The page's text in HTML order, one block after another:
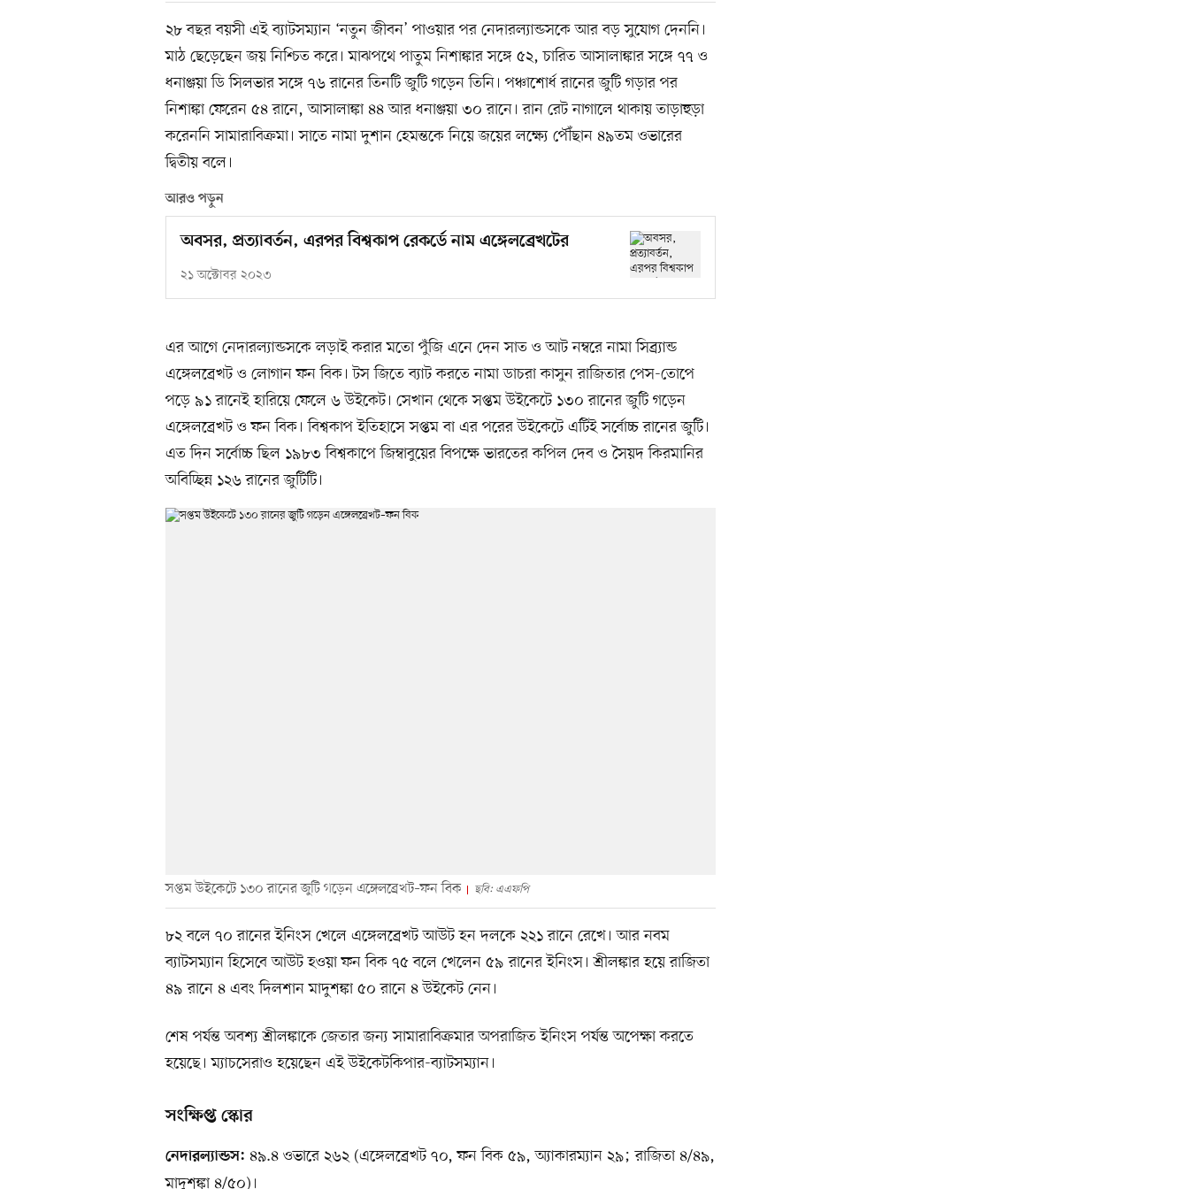
২৮ বছর বয়সী এই ব্যাটসম্যান ‘নতুন জীবন’ পাওয়ার পর নেদারল্যান্ডসকে আর বড় সুযোগ দেননি।
মাঠ ছেড়েছেন জয় নিশ্চিত করে। মাঝপথে পাতুম নিশাঙ্কার সঙ্গে ৫২, চারিত আসালাঙ্কার সঙ্গে ৭৭ ও
ধনাঞ্জয়া ডি সিলভার সঙ্গে ৭৬ রানের তিনটি জুটি গড়েন তিনি। পঞ্চাশোর্ধ রানের জুটি গড়ার পর
নিশাঙ্কা ফেরেন ৫৪ রানে, আসালাঙ্কা ৪৪ আর ধনাঞ্জয়া ৩০ রানে। রান রেট নাগালে থাকায় তাড়াহুড়া
করেননি সামারাবিক্রমা। সাতে নামা দুশান হেমন্তকে নিয়ে জয়ের লক্ষ্যে পৌঁছান ৪৯তম ওভারের
দ্বিতীয় বলে।
আরও পড়ুন
অবসর, প্রত্যাবর্তন, এরপর বিশ্বকাপ রেকর্ডে নাম এঙ্গেলব্রেখটের
২১ অক্টোবর ২০২৩
এর আগে নেদারল্যান্ডসকে লড়াই করার মতো পুঁজি এনে দেন সাত ও আট নম্বরে নামা সিব্র্যান্ড
এঙ্গেলব্রেখট ও লোগান ফন বিক। টস জিতে ব্যাট করতে নামা ডাচরা কাসুন রাজিতার পেস-তোপে
পড়ে ৯১ রানেই হারিয়ে ফেলে ৬ উইকেট। সেখান থেকে সপ্তম উইকেটে ১৩০ রানের জুটি গড়েন
এঙ্গেলব্রেখট ও ফন বিক। বিশ্বকাপ ইতিহাসে সপ্তম বা এর পরের উইকেটে এটিই সর্বোচ্চ রানের জুটি।
এত দিন সর্বোচ্চ ছিল ১৯৮৩ বিশ্বকাপে জিম্বাবুয়ের বিপক্ষে ভারতের কপিল দেব ও সৈয়দ কিরমানির
অবিচ্ছিন্ন ১২৬ রানের জুটিটি।
সপ্তম উইকেটে ১৩০ রানের জুটি গড়েন এঙ্গেলব্রেখট–ফন বিক ছবি: এএফপি
৮২ বলে ৭০ রানের ইনিংস খেলে এঙ্গেলব্রেখট আউট হন দলকে ২২১ রানে রেখে। আর নবম
ব্যাটসম্যান হিসেবে আউট হওয়া ফন বিক ৭৫ বলে খেলেন ৫৯ রানের ইনিংস। শ্রীলঙ্কার হয়ে রাজিতা
৪৯ রানে ৪ এবং দিলশান মাদুশঙ্কা ৫০ রানে ৪ উইকেট নেন।
শেষ পর্যন্ত অবশ্য শ্রীলঙ্কাকে জেতার জন্য সামারাবিক্রমার অপরাজিত ইনিংস পর্যন্ত অপেক্ষা করতে
হয়েছে। ম্যাচসেরাও হয়েছেন এই উইকেটকিপার-ব্যাটসম্যান।
সংক্ষিপ্ত স্কোর
নেদারল্যান্ডস: ৪৯.৪ ওভারে ২৬২ (এঙ্গেলব্রেখট ৭০, ফন বিক ৫৯, অ্যাকারম্যান ২৯; রাজিতা ৪/৪৯,
মাদুশঙ্কা ৪/৫০)।